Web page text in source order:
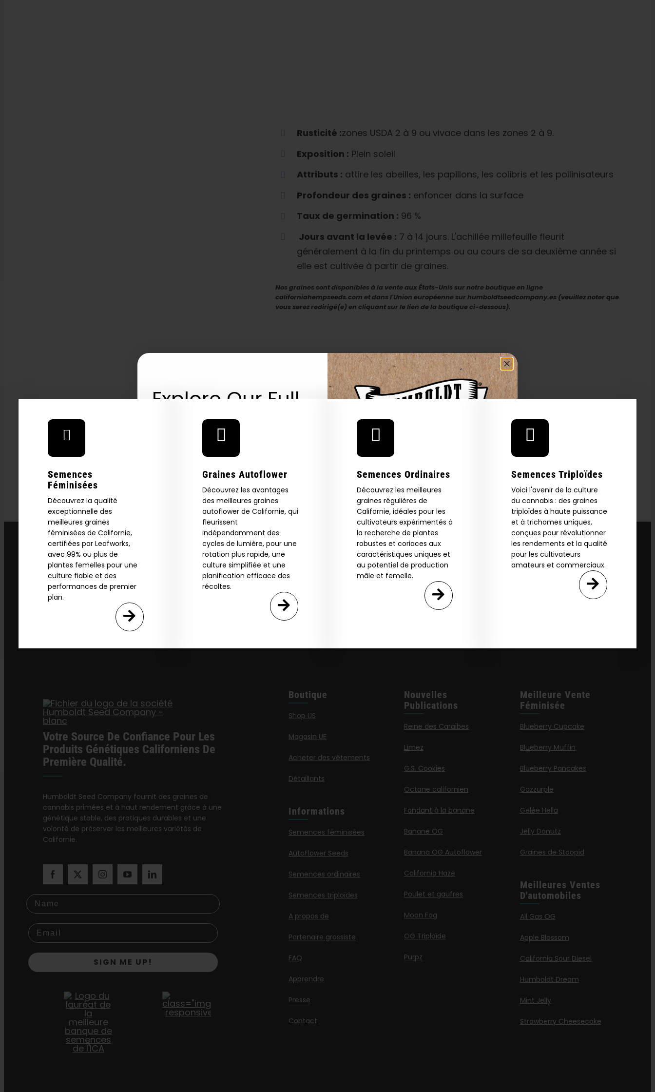
Rusticité :zones USDA 2 à 9 ou vivace dans les zones 2 à 9.
Exposition : Plein soleil
Attributs : attire les abeilles, les papillons, les colibris et les pollinisateurs
Profondeur des graines : enfoncer dans la surface
Taux de germination : 96 %
Jours avant la levée : 7 à 14 jours. L'achillée millefeuille fleurit
généralement à la fin du printemps ou au cours de sa deuxième année si
elle est cultivée à partir de graines.
Nos graines sont disponibles à la vente aux États-Unis sur notre boutique en ligne
californiahempseeds.com et dans l'Union européenne sur humboldtseedcompany.es (veuillez noter que
vous serez redirigé(e) en cliquant sur le lien de la boutique ci-dessous).
Semences
Féminisées
Découvrez la qualité
exceptionnelle des
meilleures graines
féminisées de Californie,
certifiées par Leafworks,
avec 99% ou plus de
plantes femelles pour une
culture fiable et des
performances de premier
plan.
Graines Autoflower
Découvrez les avantages
des meilleures graines
autoflower de Californie, qui
fleurissent
indépendamment des
cycles de lumière, pour une
rotation plus rapide, une
culture simplifiée et une
planification efficace des
récoltes.
Semences Ordinaires
Découvrez les meilleures
graines régulières de
Californie, idéales pour les
cultivateurs expérimentés à
la recherche de plantes
robustes et coriaces aux
caractéristiques uniques et
au potentiel de production
mâle et femelle.
Semences Triploïdes
Voici l'avenir de la culture
du cannabis : des graines
triploïdes à haute puissance
et à trichomes uniques,
conçues pour révolutionner
les rendements et la qualité
pour les cultivateurs
amateurs et commerciaux.
Votre Source De Confiance Pour Les
Produits Génétiques Californiens De
Première Qualité.
Humboldt Seed Company fournit des graines de
cannabis primées et à haut rendement grâce à une
génétique stable, des pratiques durables et une
volonté de préserver les meilleures variétés de
Californie.
Name
SIGN ME UP!
Boutique
Shop US
Magasin UE
Acheter des vêtements
Détaillants
Informations
Semences féminisées
AutoFlower Seeds
Semences ordinaires
Semences triploïdes
A propos de
Partenaire grossiste
FAQ
Apprendre
Presse
Contact
Nouvelles
Publications
Reine des Caraïbes
Limez
G.S. Cookies
Octane californien
Fondant à la banane
Banane OG
Banana OG Autoflower
California Haze
Poulet et gaufres
Moon Fog
OG Triploïde
Purpz
Meilleure Vente
Féminisée
Blueberry Cupcake
Blueberry Muffin
Blueberry Pancakes
Gazzurple
Gelée Hella
Jelly Donutz
Graines de Stoopid
Meilleures Ventes
D'automobiles
All Gas OG
Apple Blossom
California Sour Diesel
Humboldt Dream
Mint Jelly
Strawberry Cheesecake
The content and products of our website is reserved for
those of legal age.
Please see Terms & Conditions.
age_gap
I accept cookie settings and privacy policy
Agree & Enter
By clicking AGREE & ENTER, you confirm you are 18
Explore Our Full
2026 Catalog.
Download our 2026 seed catalog. Plus, get 10% off
product drops, exclusive offers, and more.
*Our Site is For Users 21+ by Entering You Are Confirming You're 21+
SIGN ME UP!